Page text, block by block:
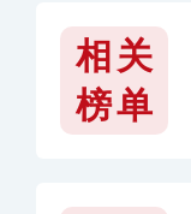
相关
榜单